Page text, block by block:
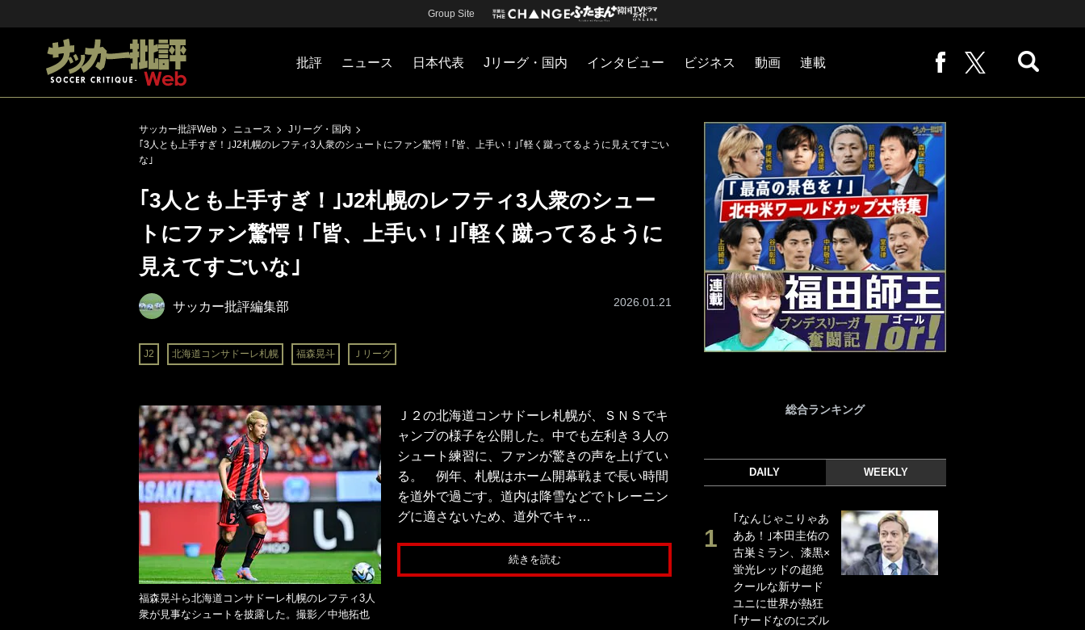
Group Site
批評 ニュース 日本代表 Jリーグ・国内 インタビュー ビジネス 動画 連載
サッカー批評Web ニュース
Jリーグ・国内
｢3人とも上手すぎ！｣J2札幌のレフティ3人衆のシュートにファン驚愕！｢皆、上手い！｣｢軽く蹴ってるように見えてすごい
な｣
｢3人とも上手すぎ！｣J2札幌のレフティ3人衆のシュー
トにファン驚愕！｢皆、上手い！｣｢軽く蹴ってるように
見えてすごいな｣
サッカー批評編集部
J2 北海道コンサドーレ札幌 福森晃斗 Ｊリーグ
2026.01.21
福森晃斗ら北海道コンサドーレ札幌のレフティ3人
衆が見事なシュートを披露した。撮影／中地拓也
Ｊ２の北海道コンサドーレ札幌が、ＳＮＳでキ
ャンプの様子を公開した。中でも左利き３人の
シュート練習に、ファンが驚きの声を上げてい
る。 例年、札幌はホーム開幕戦まで長い時間
を道外で過ごす。道内は降雪などでトレーニン
グに適さないため、道外でキャ…
続きを読む
総合ランキング
DAILY WEEKLY
｢なんじゃこりゃあ
ああ！｣本田圭佑の
古巣ミラン、漆黒×
蛍光レッドの超絶
クールな新サード
ユニに世界が熱狂
｢サードなのにズル